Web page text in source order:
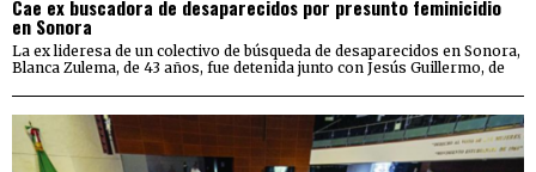
Cae ex buscadora de desaparecidos por presunto feminicidio
en Sonora
La ex lideresa de un colectivo de búsqueda de desaparecidos en Sonora,
Blanca Zulema, de 43 años, fue detenida junto con Jesús Guillermo, de